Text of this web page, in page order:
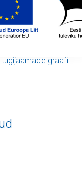
graafikud